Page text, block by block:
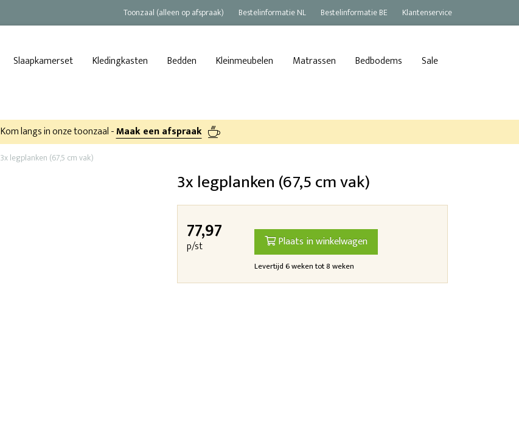
Toonzaal (alleen op afspraak) Bestelinformatie NL Bestelinformatie BE Klantenservice
Slaapkamerset Kledingkasten Bedden Kleinmeubelen Matrassen Bedbodems Sale
Kom langs in onze toonzaal -Maak een afspraak
3x legplanken (67,5 cm vak)
3x legplanken (67,5 cm vak)
77,97
p/st Plaats in winkelwagen
Levertijd 6 weken tot 8 weken